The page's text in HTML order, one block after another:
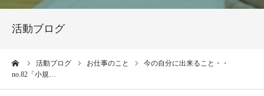
活動ブログ
活動ブログ お仕事のこと
今の自分に出来ること・・
no.82「小規…